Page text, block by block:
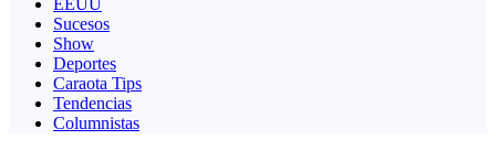
Sucesos
Show
Deportes
Caraota Tips
Tendencias
Columnistas